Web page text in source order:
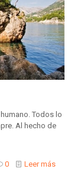
Todos lo
Al hecho de
0 Leer más